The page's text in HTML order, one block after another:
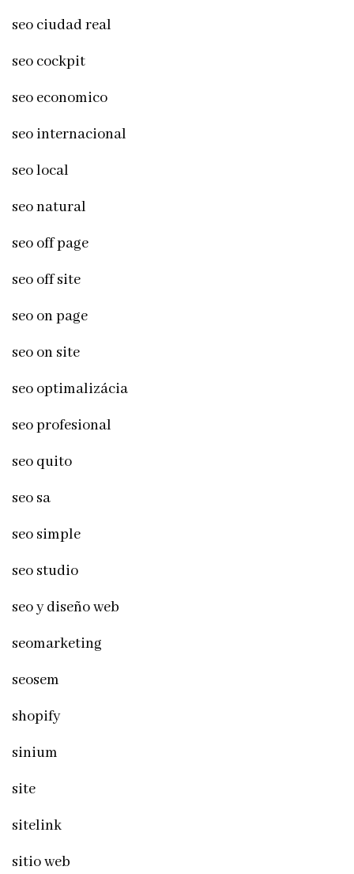
seo ciudad real
seo cockpit
seo economico
seo internacional
seo local
seo natural
seo off page
seo off site
seo on page
seo on site
seo optimalizácia
seo profesional
seo quito
seo sa
seo simple
seo studio
seo y diseño web
seomarketing
seosem
shopify
sinium
site
sitelink
sitio web